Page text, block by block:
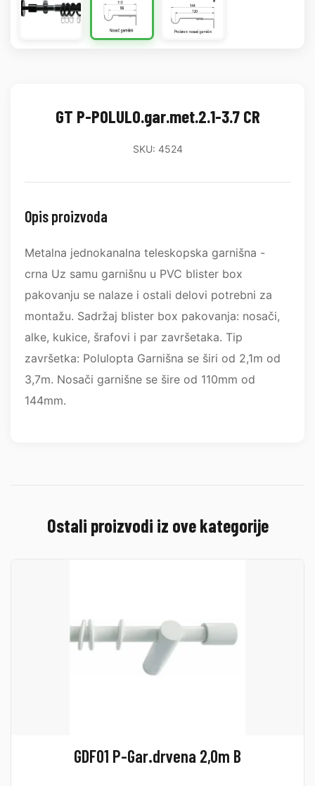
GT P-POLULO.gar.met.2.1-3.7 CR
SKU: 4524
Opis proizvoda
Metalna jednokanalna teleskopska garnišna -
crna Uz samu garnišnu u PVC blister box
pakovanju se nalaze i ostali delovi potrebni za
montažu. Sadržaj blister box pakovanja: nosači,
alke, kukice, šrafovi i par završetaka. Tip
završetka: Polulopta Garnišna se širi od 2,1m od
3,7m. Nosači garnišne se šire od 110mm od
144mm.
Ostali proizvodi iz ove kategorije
GDF01 P-Gar.drvena 2,0m B